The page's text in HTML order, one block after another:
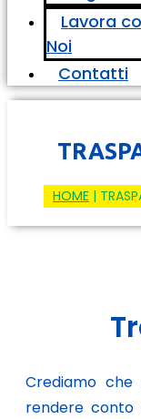
Lavora
Noi
Contatti
HOME |
Crediamo
rendere conto